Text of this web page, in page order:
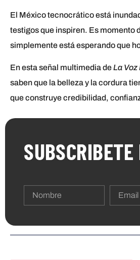
El México tecnocrático está
testigos que inspiren. Es momento
simplemente está esperando que
En esta señal multimedia deLa Voz
saben que la belleza y la cordura
que construye credibilidad,